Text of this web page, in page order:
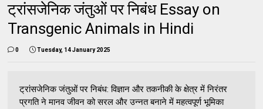
ट्रांसजेनिक जंतुओं पर निबंध Essay on
Transgenic Animals in Hindi
0 Tuesday, 14 January 2025
ट्रांसजेनिक जंतुओं पर निबंध: विज्ञान और तकनीकी के क्षेत्र में निरंतर
प्रगति ने मानव जीवन को सरल और उन्नत बनाने में महत्वपूर्ण भूमिका